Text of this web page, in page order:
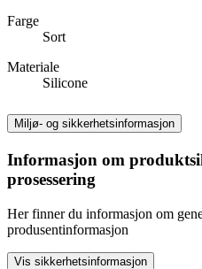
Farge
Sort
Materiale
Silicone
Miljø- og sikkerhetsinformasjon
Informasjon om
prosessering
Her finner du informasjon om
produsentinformasjon
Vis sikkerhetsinformasjon